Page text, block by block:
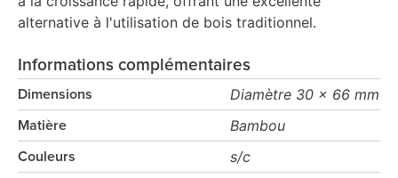
alternative à l'utilisation de bois traditionnel.
Informations complémentaires
Dimensions Diamètre 30 x 66 mm
Matière Bambou
Couleurs s/c